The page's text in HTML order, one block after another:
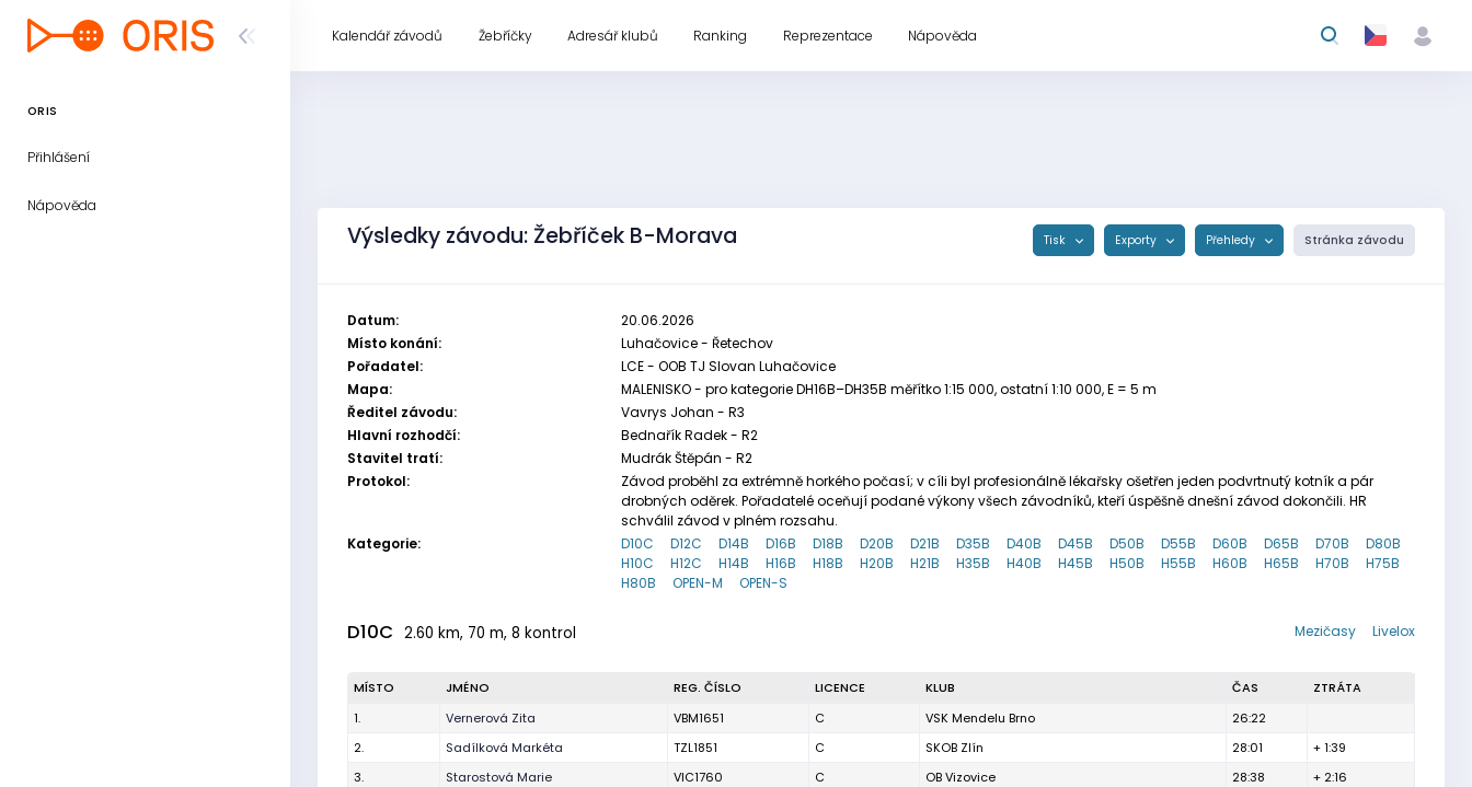
ORIS
Přihlášení
Nápověda
Kalendář závodů Žebříčky Adresář klubů Ranking Reprezentace Nápověda
Výsledky závodu: Žebříček B-Morava Tisk Exporty Přehledy Stránka závodu
Datum:
20.06.2026
Místo konání:
Luhačovice - Řetechov
Pořadatel:
LCE - OOB TJ Slovan Luhačovice
Mapa:
MALENISKO - pro kategorie DH16B–DH35B měřítko 1:15 000, ostatní 1:10 000, E = 5 m
Ředitel závodu:
Vavrys Johan - R3
Hlavní rozhodčí:
Bednařík Radek - R2
Stavitel tratí:
Mudrák Štěpán - R2
Protokol:
Závod proběhl za extrémně horkého počasí; v cíli byl profesionálně lékařsky ošetřen jeden podvrtnutý kotník a pár
drobných oděrek. Pořadatelé oceňují podané výkony všech závodníků, kteří úspěšně dnešní závod dokončili. HR
schválil závod v plném rozsahu.
Kategorie:
D10C D12C D14B D16B D18B D20B D21B D35B D40B D45B D50B D55B D60B D65B D70B
D80B
H10C
H12C H14B H16B H18B H20B H21B H35B H40B H45B H50B H55B H60B H65B H70B
H75B
H80B
OPEN-M OPEN-S
D10C 2.60 km, 70 m, 8 kontrol Livelox
Mezičasy
MÍSTO JMÉNO REG. ČÍSLO LICENCE KLUB ČAS
ZTRÁTA
1.
Vernerová Zita VBM1651 C VSK Mendelu Brno
26:22
2.
Sadílková Markéta TZL1851 C SKOB Zlín 28:01
+ 1:39
3.
Starostová Marie VIC1760 C OB Vizovice 28:38
+ 2:16